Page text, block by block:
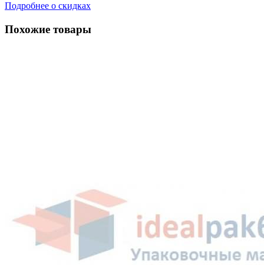
Подробнее о скидках
Похожие товары